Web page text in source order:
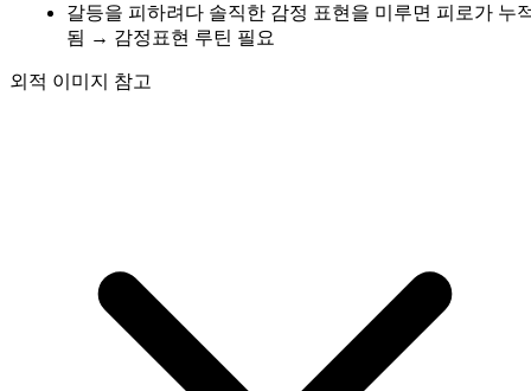
갈등을 피하려다 솔직한 감정 표현을 미루면 피로가 누
됨 → 감정표현 루틴 필요
외적 이미지 참고